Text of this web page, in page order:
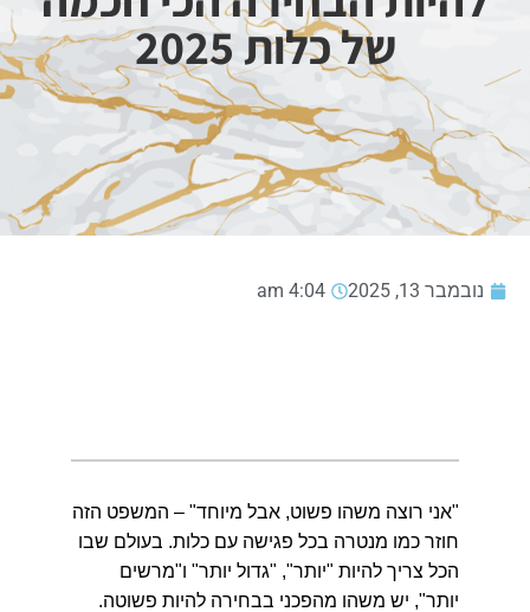
של כלות 2025
נובמבר 13, 2025 4:04 am
"אני רוצה משהו פשוט, אבל מיוחד" – המשפט הזה
חוזר כמו מנטרה בכל פגישה עם כלות. בעולם שבו
הכל צריך להיות "יותר", "גדול יותר" ו"מרשים
יותר", יש משהו מהפכני בבחירה להיות פשוטה.